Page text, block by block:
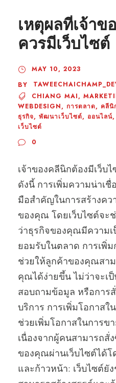
เหตุผลที่เจ้า
ควรมีเว็บไซต์
MAY 10, 2023
BY
CHIANG MAI,
WEBDESIGN, การตลาด, คลีนิ
ธุรกิจ, พัฒนาเว็บไซต์, ออนไลน์,
เว็บไซต์
0
เจ้าของคลีนิกต้องมีเว็บ
ดังนี้ การเพิ่มความน่าเชื่
มือสำคัญในการสร้างคว
ของคุณ โดยเว็บไซต์จะ
ว่าธุรกิจของคุณมีความ
ยอมรับในตลาด การเพิ่ม
ช่วยให้ลูกค้าของคุณสาม
คุณได้ง่ายขึ้น ไม่ว่าจะเ
สอบถามข้อมูล หรือกา
บริการ การเพิ่มโอกาสใ
ช่วยเพิ่มโอกาสในการ
เนื่องจากผู้คนสามารถ
ของคุณผ่านเว็บไซต์ได้โ
และก้าวหน้า: เว็บไซต์ยั